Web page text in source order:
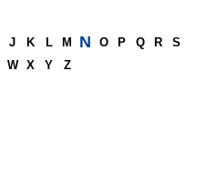
J K L M N O P Q R
S
W X Y Z